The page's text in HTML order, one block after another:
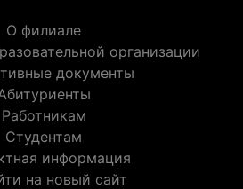
О филиале
организации
документы
Работникам
Студентам
информация
на новый сайт